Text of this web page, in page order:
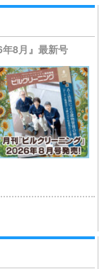
年8月』最新号